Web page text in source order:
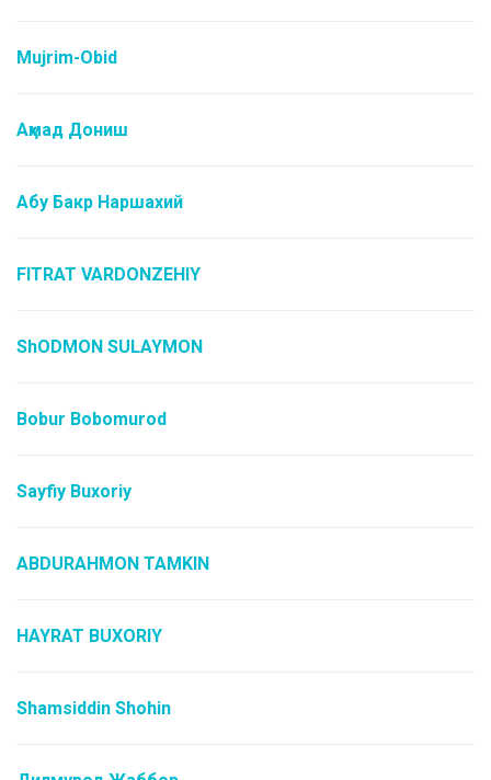
Mujrim-Obid
Аҳмад Дониш
Абу Бакр Наршахий
FITRAT VARDONZEHIY
ShODMON SULAYMON
Bobur Bobomurod
Sayfiy Buxoriy
ABDURAHMON TAMKIN
HAYRAT BUXORIY
Shamsiddin Shohin